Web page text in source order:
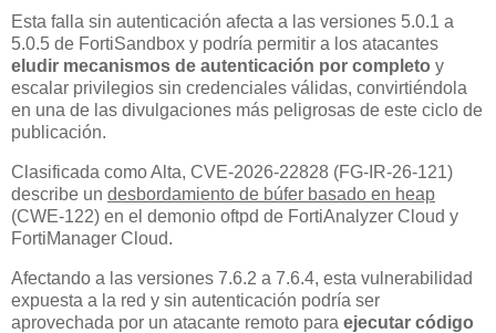
Esta falla sin autenticación afecta a las versiones 5.0.1 a
5.0.5 de FortiSandbox y podría permitir a los atacantes
eludir mecanismos de autenticación por completo y
escalar privilegios sin credenciales válidas, convirtiéndola
en una de las divulgaciones más peligrosas de este ciclo de
publicación.
Clasificada como Alta, CVE-2026-22828 (FG-IR-26-121)
describe un desbordamiento de búfer basado en heap
(CWE-122) en el demonio oftpd de FortiAnalyzer Cloud y
FortiManager Cloud.
Afectando a las versiones 7.6.2 a 7.6.4, esta vulnerabilidad
expuesta a la red y sin autenticación podría ser
aprovechada por un atacante remoto para ejecutar código